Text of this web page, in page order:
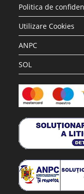
Politica de
Utilizare Cookies
ANPC
SOL